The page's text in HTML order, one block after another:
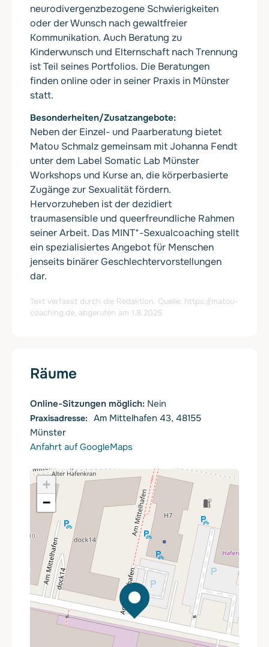
neurodivergenzbezogene Schwierigkeiten
oder der Wunsch nach gewaltfreier
Kommunikation. Auch Beratung zu
Kinderwunsch und Elternschaft nach Trennung
ist Teil seines Portfolios. Die Beratungen
finden online oder in seiner Praxis in Münster
statt.
Besonderheiten/Zusatzangebote
Neben der Einzel- und Paarberatung bietet
Matou Schmalz gemeinsam mit Johanna Fendt
unter dem Label Somatic Lab Münster
Workshops und Kurse an, die körperbasierte
Zugänge zur Sexualität fördern.
Hervorzuheben ist der dezidiert
traumasensible und queerfreundliche Rahmen
seiner Arbeit. Das MINT*-Sexualcoaching stellt
ein spezialisiertes Angebot für Menschen
jenseits binärer Geschlechtervorstellungen
dar.
Text verfasst durch die Redaktion. Quelle: https://matou-
coaching.de, abgerufen am 1.8.2025
Räume
Online-Sitzungen möglich: Nein
Am Mittelhafen 43, 48155
Münster
Anfahrt auf GoogleMaps
+
−